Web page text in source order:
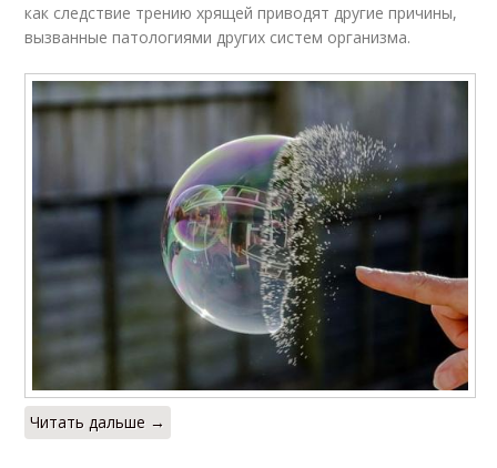
как следствие трению хрящей приводят другие причины,
вызванные патологиями других систем организма.
Читать дальше →